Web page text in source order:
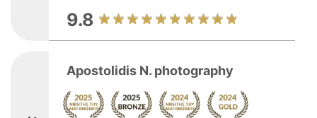
9.8
Apostolidis N. photography